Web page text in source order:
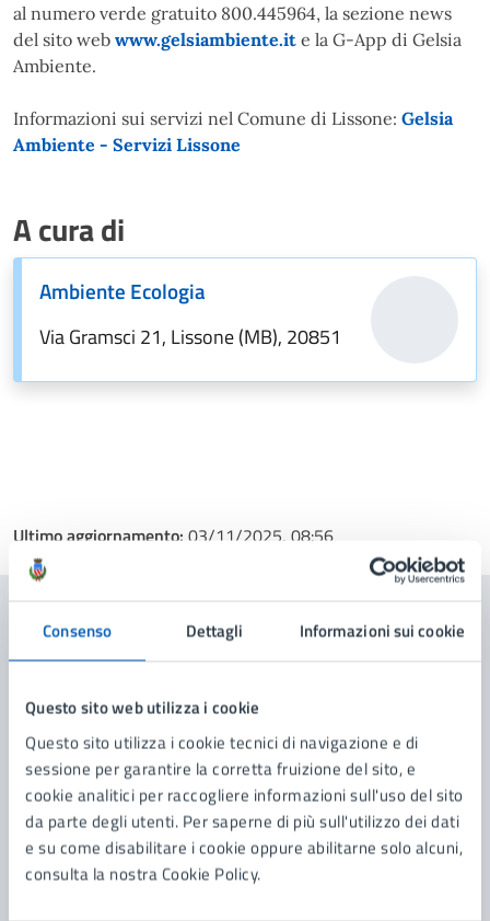
Consenso Dettagli Informazioni sui cookie
Questo sito web utilizza i cookie
Questo sito utilizza i cookie tecnici di navigazione e di
sessione per garantire la corretta fruizione del sito, e
cookie analitici per raccogliere informazioni sull'uso del sito
da parte degli utenti. Per saperne di più sull'utilizzo dei dati
e su come disabilitare i cookie oppure abilitarne solo alcuni,
consulta la nostra Cookie Policy.
al numero verde gratuito 800.445964, la sezione news
del sito web www.gelsiambiente.it e la G-App di Gelsia
Ambiente.
Informazioni sui servizi nel Comune di Lissone: Gelsia
Ambiente - Servizi Lissone
A cura di
Ambiente Ecologia
Via Gramsci 21, Lissone (MB), 20851
Ultimo aggiornamento: 03/11/2025, 08:56
Contenuti correlati
Amministrazione
Ambiente Ecologia